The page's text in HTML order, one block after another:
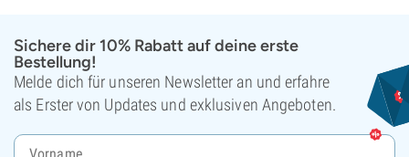
Sichere dir 10% Rabatt auf deine erste
Bestellung!
Melde dich für unseren Newsletter an und erfahre
als Erster von Updates und exklusiven Angeboten.